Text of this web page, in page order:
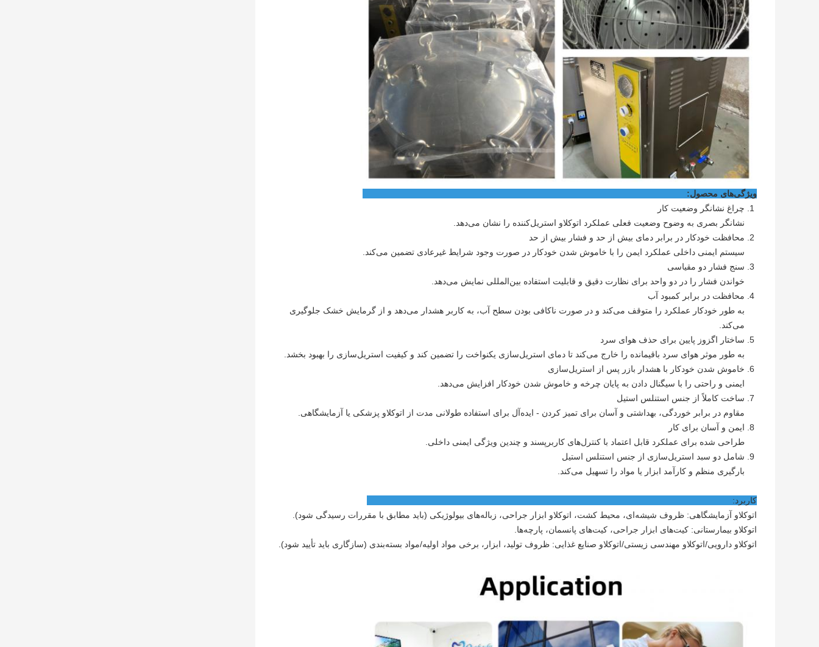
ویژگی‌های محصول:
چراغ نشانگر وضعیت کار
نشانگر بصری به وضوح وضعیت فعلی عملکرد اتوکلاو استریل‌کننده را نشان می‌دهد.
محافظت خودکار در برابر دمای بیش از حد و فشار بیش از حد
سیستم ایمنی داخلی عملکرد ایمن را با خاموش شدن خودکار در صورت وجود شرایط غیرعادی تضمین می‌کند.
سنج فشار دو مقیاسی
خواندن فشار را در دو واحد برای نظارت دقیق و قابلیت استفاده بین‌المللی نمایش می‌دهد.
محافظت در برابر کمبود آب
به طور خودکار عملکرد را متوقف می‌کند و در صورت ناکافی بودن سطح آب، به کاربر هشدار می‌دهد و از گرمایش خشک جلوگیری
می‌کند.
ساختار اگزوز پایین برای حذف هوای سرد
به طور موثر هوای سرد باقیمانده را خارج می‌کند تا دمای استریل‌سازی یکنواخت را تضمین کند و کیفیت استریل‌سازی را بهبود بخشد.
خاموش شدن خودکار با هشدار بازر پس از استریل‌سازی
ایمنی و راحتی را با سیگنال دادن به پایان چرخه و خاموش شدن خودکار افزایش می‌دهد.
ساخت کاملاً از جنس استنلس استیل
مقاوم در برابر خوردگی، بهداشتی و آسان برای تمیز کردن - ایده‌آل برای استفاده طولانی مدت از اتوکلاو پزشکی یا آزمایشگاهی.
ایمن و آسان برای کار
طراحی شده برای عملکرد قابل اعتماد با کنترل‌های کاربرپسند و چندین ویژگی ایمنی داخلی.
شامل دو سبد استریل‌سازی از جنس استنلس استیل
بارگیری منظم و کارآمد ابزار یا مواد را تسهیل می‌کند.
کاربرد:
اتوکلاو آزمایشگاهی: ظروف شیشه‌ای، محیط کشت، اتوکلاو ابزار جراحی، زباله‌های بیولوژیکی (باید مطابق با مقررات رسیدگی شود).
اتوکلاو بیمارستانی: کیت‌های ابزار جراحی، کیت‌های پانسمان، پارچه‌ها.
اتوکلاو دارویی/اتوکلاو مهندسی زیستی/اتوکلاو صنایع غذایی: ظروف تولید، ابزار، برخی مواد اولیه/مواد بسته‌بندی (سازگاری باید تأیید شود).